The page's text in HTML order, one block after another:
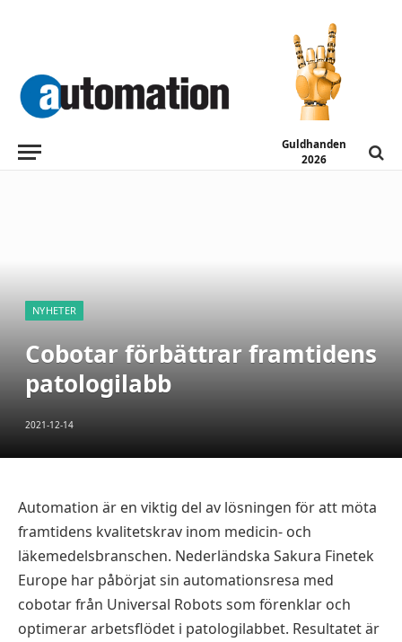
Guldhanden
2026
NYHETER
Cobotar förbättrar framtidens
patologilabb
2021-12-14
Automation är en viktig del av lösningen för att möta
framtidens kvalitetskrav inom medicin- och
läkemedelsbranschen. Nederländska Sakura Finetek
Europe har påbörjat sin automationsresa med
cobotar från Universal Robots som förenklar och
optimerar arbetsflödet i patologilabbet. Resultatet är